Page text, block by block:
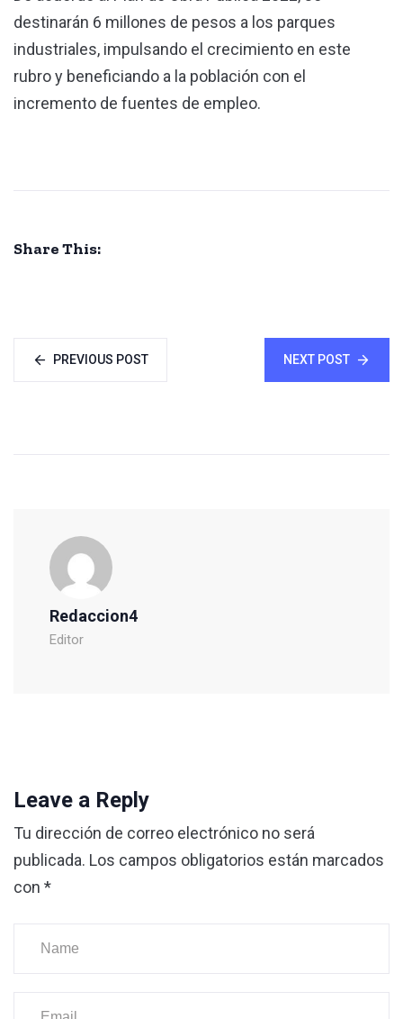
destinarán 6 millones de pesos a los parques
industriales, impulsando el crecimiento en este
rubro y beneficiando a la población con el
incremento de fuentes de empleo.
Share This:
PREVIOUS POST NEXT POST
Redaccion4
Editor
Leave a Reply
Tu dirección de correo electrónico no será
publicada. Los campos obligatorios están marcados
con *